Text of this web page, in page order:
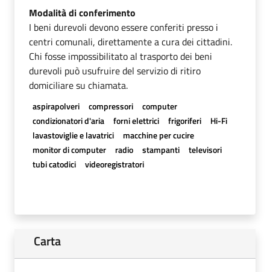
Modalità di conferimento
I beni durevoli devono essere conferiti presso i
centri comunali, direttamente a cura dei cittadini.
Chi fosse impossibilitato al trasporto dei beni
durevoli può usufruire del servizio di ritiro
domiciliare su chiamata.
aspirapolveri compressori
computer
condizionatori d'aria
forni elettrici frigoriferi
Hi-Fi
lavastoviglie e lavatrici
macchine per cucire
monitor di computer
radio stampanti
televisori
tubi catodici
videoregistratori
Carta